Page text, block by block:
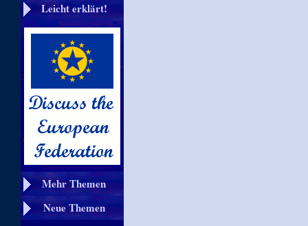
Leicht erklärt!
Mehr Themen
Neue Themen